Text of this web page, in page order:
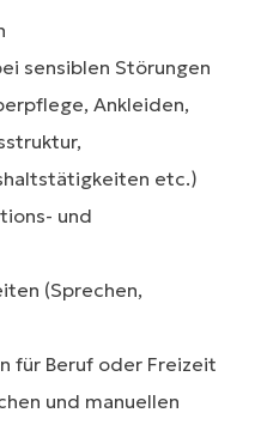
sensiblen Störungen
Ankleiden,
etc.)
und
(Sprechen,
für Beruf oder Freizeit
und manuellen